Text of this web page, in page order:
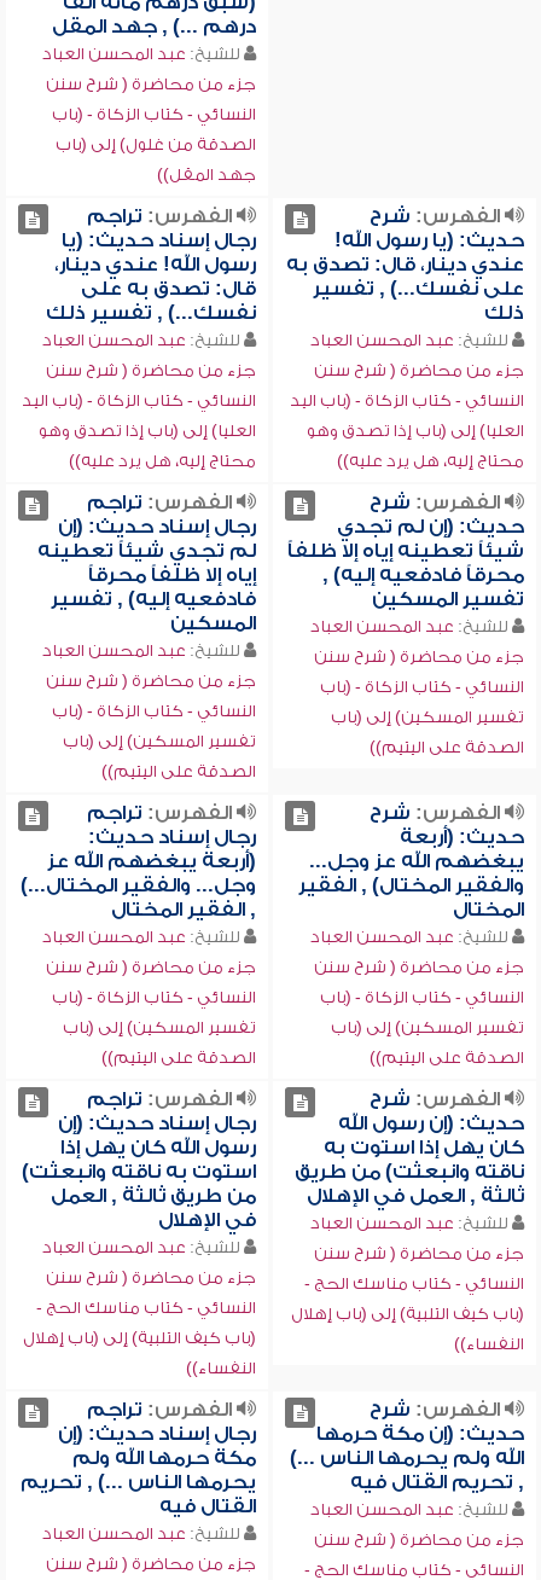
درهم ...) , جهد المقل
للشيخ: عبد المحسن العباد
جزء من محاضرة ( شرح سنن
النسائي - كتاب الزكاة - (باب
الصدقة من غلول) إلى (باب
جهد المقل))
الفهرس: شرح
حديث: (يا رسول الله!
عندي دينار، قال: تصدق به
على نفسك...) , تفسير
ذلك
للشيخ: عبد المحسن العباد
جزء من محاضرة ( شرح سنن
النسائي - كتاب الزكاة - (باب اليد
العليا) إلى (باب إذا تصدق وهو
محتاج إليه، هل يرد عليه))
الفهرس: تراجم
رجال إسناد حديث: (يا
رسول الله! عندي دينار،
قال: تصدق به على
نفسك...) , تفسير ذلك
للشيخ: عبد المحسن العباد
جزء من محاضرة ( شرح سنن
النسائي - كتاب الزكاة - (باب اليد
العليا) إلى (باب إذا تصدق وهو
محتاج إليه، هل يرد عليه))
الفهرس: شرح
حديث: (إن لم تجدي
شيئاً تعطينه إياه إلا ظلفاً
محرقاً فادفعيه إليه) ,
تفسير المسكين
للشيخ: عبد المحسن العباد
جزء من محاضرة ( شرح سنن
النسائي - كتاب الزكاة - (باب
تفسير المسكين) إلى (باب
الصدقة على اليتيم))
الفهرس: تراجم
رجال إسناد حديث: (إن
لم تجدي شيئاً تعطينه
إياه إلا ظلفاً محرقاً
فادفعيه إليه) , تفسير
المسكين
للشيخ: عبد المحسن العباد
جزء من محاضرة ( شرح سنن
النسائي - كتاب الزكاة - (باب
تفسير المسكين) إلى (باب
الصدقة على اليتيم))
الفهرس: شرح
حديث: (أربعة
يبغضهم الله عز وجل...
والفقير المختال) , الفقير
المختال
للشيخ: عبد المحسن العباد
جزء من محاضرة ( شرح سنن
النسائي - كتاب الزكاة - (باب
تفسير المسكين) إلى (باب
الصدقة على اليتيم))
الفهرس: تراجم
رجال إسناد حديث:
(أربعة يبغضهم الله عز
وجل... والفقير المختال...)
, الفقير المختال
للشيخ: عبد المحسن العباد
جزء من محاضرة ( شرح سنن
النسائي - كتاب الزكاة - (باب
تفسير المسكين) إلى (باب
الصدقة على اليتيم))
الفهرس: شرح
حديث: (إن رسول الله
كان يهل إذا استوت به
ناقته وانبعثت) من طريق
ثالثة , العمل في الإهلال
للشيخ: عبد المحسن العباد
جزء من محاضرة ( شرح سنن
النسائي - كتاب مناسك الحج -
(باب كيف التلبية) إلى (باب إهلال
النفساء))
الفهرس: تراجم
رجال إسناد حديث: (إن
رسول الله كان يهل إذا
استوت به ناقته وانبعثت)
من طريق ثالثة , العمل
في الإهلال
للشيخ: عبد المحسن العباد
جزء من محاضرة ( شرح سنن
النسائي - كتاب مناسك الحج -
(باب كيف التلبية) إلى (باب إهلال
النفساء))
الفهرس: شرح
حديث: (إن مكة حرمها
الله ولم يحرمها الناس ...)
, تحريم القتال فيه
للشيخ: عبد المحسن العباد
جزء من محاضرة ( شرح سنن
النسائي - كتاب مناسك الحج -
الفهرس: تراجم
رجال إسناد حديث: (إن
مكة حرمها الله ولم
يحرمها الناس ...) , تحريم
القتال فيه
للشيخ: عبد المحسن العباد
جزء من محاضرة ( شرح سنن